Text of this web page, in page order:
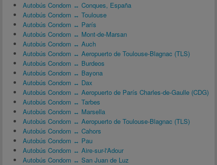
Autobús Condom ↔ Conques, España
Autobús Condom ↔ Toulouse
Autobús Condom ↔ París
Autobús Condom ↔ Mont-de-Marsan
Autobús Condom ↔ Auch
Autobús Condom ↔ Aeropuerto de Toulouse-Blagnac (TLS)
Autobús Condom ↔ Burdeos
Autobús Condom ↔ Bayona
Autobús Condom ↔ Dax
Autobús Condom ↔ Aeropuerto de París Charles-de-Gaulle (CDG)
Autobús Condom ↔ Tarbes
Autobús Condom ↔ Marsella
Autobús Condom ↔ Aeropuerto de Toulouse-Blagnac (TLS)
Autobús Condom ↔ Cahors
Autobús Condom ↔ Pau
Autobús Condom ↔ Aire-sur-l'Adour
Autobús Condom ↔ San Juan de Luz